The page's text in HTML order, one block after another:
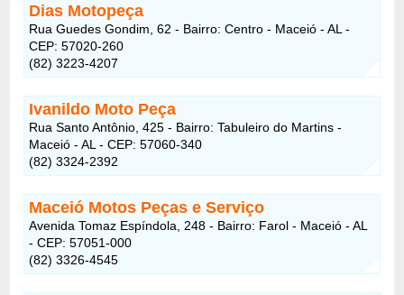
Dias Motopeça
Rua Guedes Gondim, 62 - Bairro: Centro - Maceió - AL -
CEP: 57020-260
(82) 3223-4207
Ivanildo Moto Peça
Rua Santo Antônio, 425 - Bairro: Tabuleiro do Martins -
Maceió - AL - CEP: 57060-340
(82) 3324-2392
Maceió Motos Peças e Serviço
Avenida Tomaz Espíndola, 248 - Bairro: Farol - Maceió - AL
- CEP: 57051-000
(82) 3326-4545